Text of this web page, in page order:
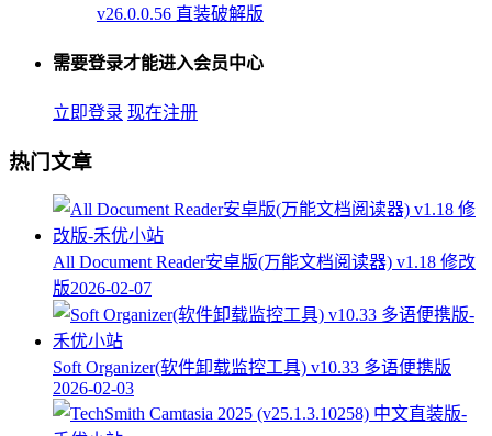
v26.0.0.56 直装破解版
需要登录才能进入会员中心
立即登录 现在注册
热门文章
All Document Reader安卓版(万能文档阅读器) v1.18 修改
版2026-02-07
Soft Organizer(软件卸载监控工具) v10.33 多语便携版
2026-02-03